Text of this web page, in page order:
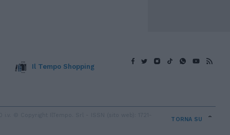
Il Tempo Shopping
TORNA SU